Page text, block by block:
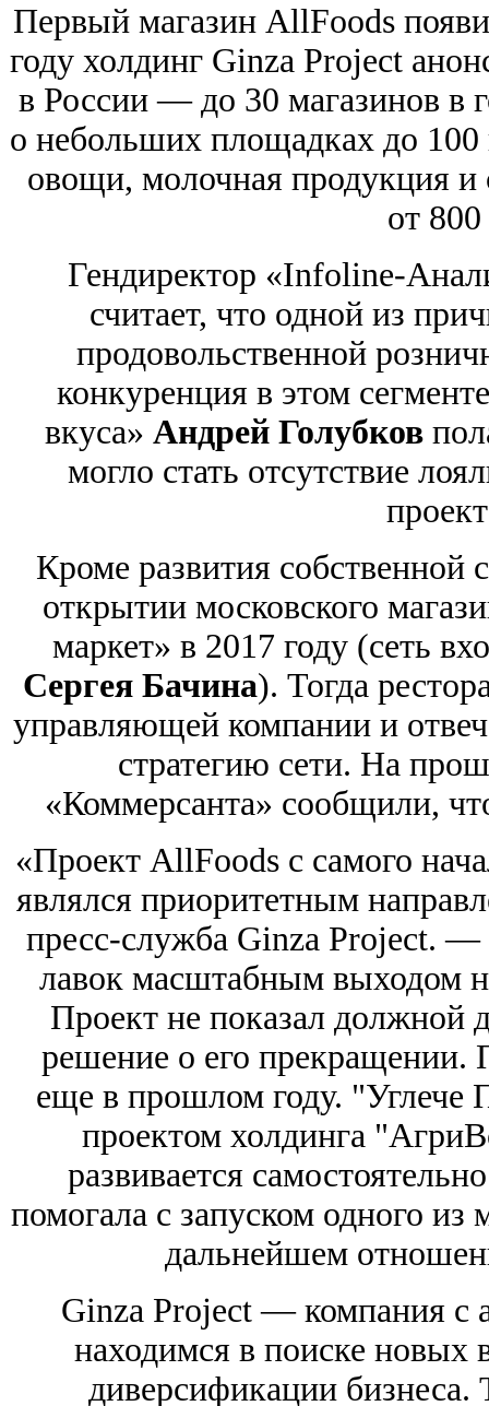
Первый магазин AllFoods
году холдинг Ginza Project
в России — до 30 магазинов в
о небольших площадках до
овощи, молочная продукция
от
Гендиректор «Infoline-
считает, что одной из
продовольственной
конкуренция в этом
вкуса» Андрей Голубков
могло стать отсутствие
Кроме развития собственной
открытии московского
маркет» в 2017 году (сеть
Сергея Бачина). Тогда
управляющей компании и
стратегию сети. На
«Коммерсанта» сообщили,
«Проект AllFoods с самого
являлся приоритетным
пресс-служба Ginza Project.
лавок масштабным выходом
Проект не показал
решение о его прекращении.
еще в прошлом году. "Углече
проектом холдинга
развивается
помогала с запуском одного из
дальнейшем
Ginza Project — компания с
находимся в поиске новых
диверсификации